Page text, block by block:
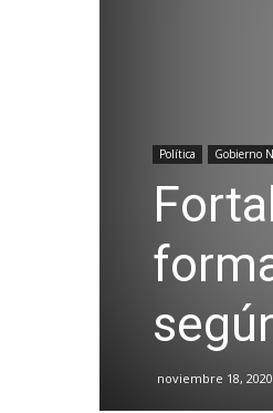
Política Gobierno
noviembre 18, 2020